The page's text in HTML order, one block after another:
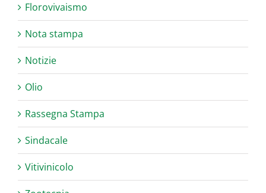
Florovivaismo
Nota stampa
Notizie
Olio
Rassegna Stampa
Sindacale
Vitivinicolo